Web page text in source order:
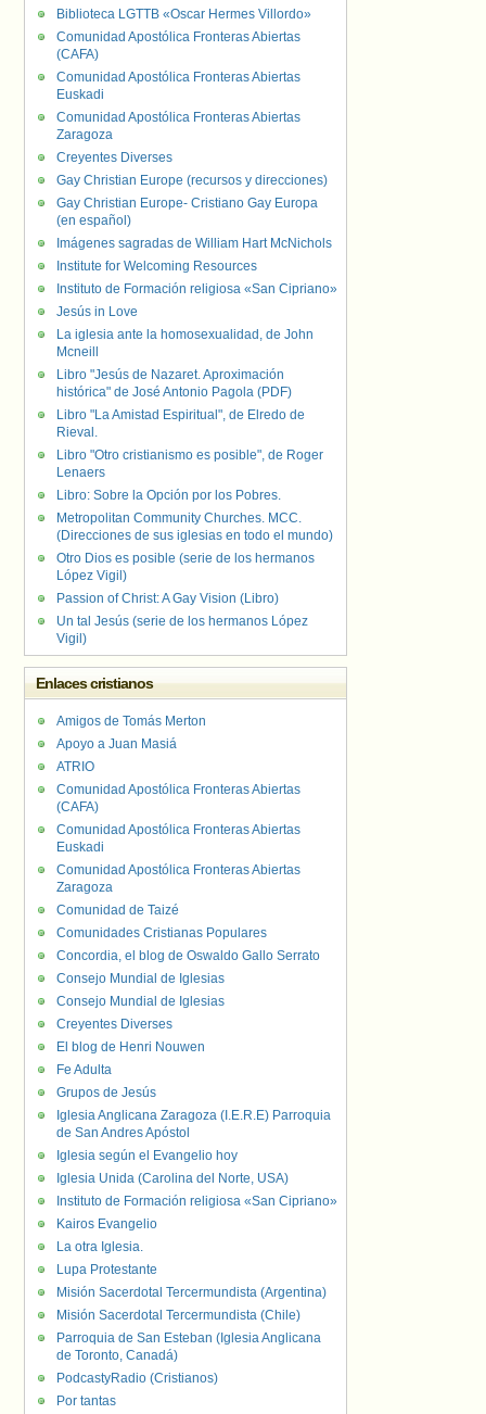
Biblioteca LGTTB «Oscar Hermes Villordo»
Comunidad Apostólica Fronteras Abiertas
(CAFA)
Comunidad Apostólica Fronteras Abiertas
Euskadi
Comunidad Apostólica Fronteras Abiertas
Zaragoza
Creyentes Diverses
Gay Christian Europe (recursos y direcciones)
Gay Christian Europe- Cristiano Gay Europa
(en español)
Imágenes sagradas de William Hart McNichols
Institute for Welcoming Resources
Instituto de Formación religiosa «San Cipriano»
Jesús in Love
La iglesia ante la homosexualidad, de John
Mcneill
Libro "Jesús de Nazaret. Aproximación
histórica" de José Antonio Pagola (PDF)
Libro "La Amistad Espiritual", de Elredo de
Rieval.
Libro "Otro cristianismo es posible", de Roger
Lenaers
Libro: Sobre la Opción por los Pobres.
Metropolitan Community Churches. MCC.
(Direcciones de sus iglesias en todo el mundo)
Otro Dios es posible (serie de los hermanos
López Vigil)
Passion of Christ: A Gay Vision (Libro)
Un tal Jesús (serie de los hermanos López
Vigil)
Enlaces cristianos
Amigos de Tomás Merton
Apoyo a Juan Masiá
ATRIO
Comunidad Apostólica Fronteras Abiertas
(CAFA)
Comunidad Apostólica Fronteras Abiertas
Euskadi
Comunidad Apostólica Fronteras Abiertas
Zaragoza
Comunidad de Taizé
Comunidades Cristianas Populares
Concordia, el blog de Oswaldo Gallo Serrato
Consejo Mundial de Iglesias
Consejo Mundial de Iglesias
Creyentes Diverses
El blog de Henri Nouwen
Fe Adulta
Grupos de Jesús
Iglesia Anglicana Zaragoza (I.E.R.E) Parroquia
de San Andres Apóstol
Iglesia según el Evangelio hoy
Iglesia Unida (Carolina del Norte, USA)
Instituto de Formación religiosa «San Cipriano»
Kairos Evangelio
La otra Iglesia.
Lupa Protestante
Misión Sacerdotal Tercermundista (Argentina)
Misión Sacerdotal Tercermundista (Chile)
Parroquia de San Esteban (Iglesia Anglicana
de Toronto, Canadá)
PodcastyRadio (Cristianos)
Por tantas